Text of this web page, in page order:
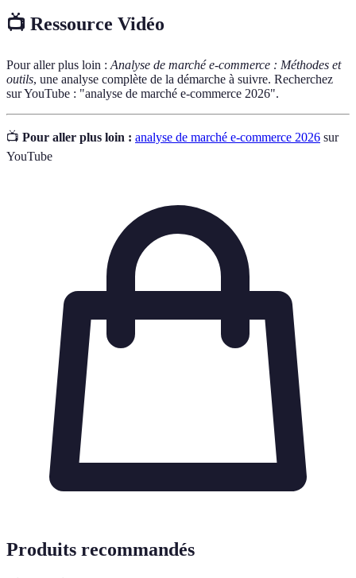
📺 Ressource Vidéo
Pour aller plus loin : Analyse de marché e-commerce : Méthodes et
outils, une analyse complète de la démarche à suivre. Recherchez
sur YouTube : "analyse de marché e-commerce 2026".
📺 Pour aller plus loin : analyse de marché e-commerce 2026 sur
YouTube
Produits recommandés